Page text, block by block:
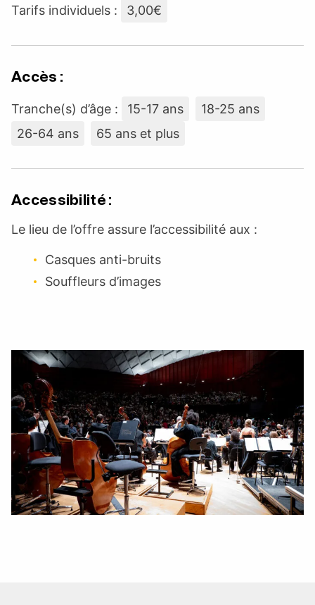
Tarifs individuels : 3,00€
Accès :
Tranche(s) d’âge : 15-17 ans
18-25 ans
26-64 ans
65 ans et plus
Accessibilité :
Le lieu de l’offre assure l’accessibilité aux :
Casques anti-bruits
Souffleurs d’images